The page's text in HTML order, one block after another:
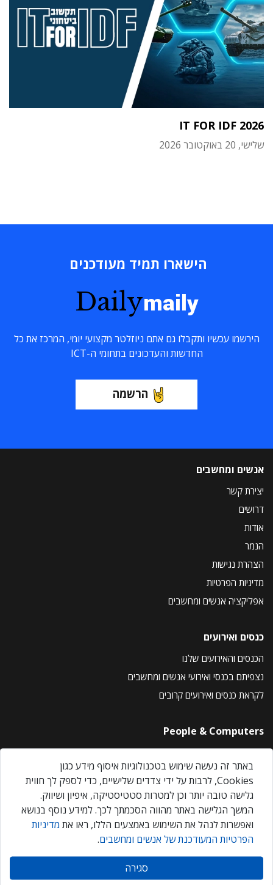
IT FOR IDF 2026
שלישי, 20 באוקטובר 2026
הישארו תמיד מעודכנים
Dailymaily
הירשמו עכשיו ותקבלו גם אתם ניוזלטר מקצועי יומי, המרכז את כל
החדשות והעדכונים בתחומי ה-ICT
הרשמה
אנשים ומחשבים
יצירת קשר
דרושים
אודות
הנמר
הצהרת נגישות
מדיניות הפרטיות
אפליקציה אנשים ומחשבים
כנסים ואירועים
הכנסים והאירועים שלנו
נצפיתם בכנסי ואירועי אנשים ומחשבים
לקראת כנסים ואירועים קרובים
People & Computers
About Us
Privacy Policy
Contact Us
Our Events
אנשים ומחשבים © 2026 – כל הזכויות שמורות
באתר זה נעשה שימוש בטכנולוגיות איסוף מידע כגון
Cookies, לרבות על ידי צדדים שלישיים, כדי לספק לך חווית
גלישה טובה יותר וכן למטרות סטטיסטיקה, איפיון ושיווק.
המשך הגלישה באתר מהווה הסכמתך לכך. למידע נוסף בנושא
ואפשרות לנהל את השימוש באמצעים הללו, ראו את מדיניות
הפרטיות המעודכנת של אנשים ומחשבים.
סגירה